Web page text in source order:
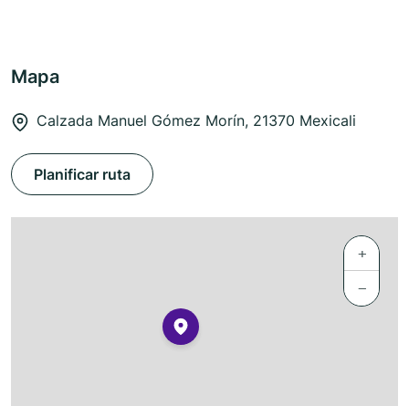
Mapa
Calzada Manuel Gómez Morín, 21370 Mexicali
Planificar ruta
+
−